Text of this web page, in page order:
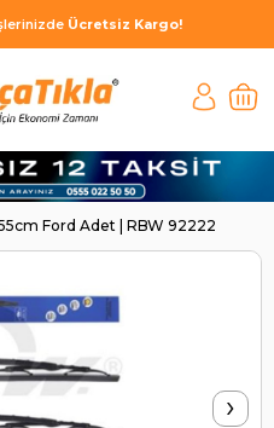
Ücretsiz Kargo!
Ford Adet | RBW 92222
›